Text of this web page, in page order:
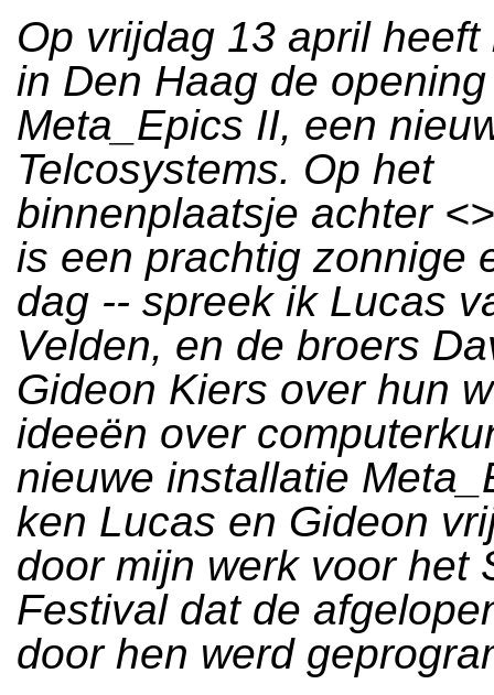
Op vrijdag 13 april heeft
in Den Haag de
Meta_Epics II, een
Telcosystems. Op het
binnenplaatsje achter
is een prachtig zonnige
dag -- spreek ik Lucas
Velden, en de broers
Gideon Kiers over hun
ideeën over
nieuwe installatie
ken Lucas en Gideon
door mijn werk voor het
Festival dat de
door hen werd